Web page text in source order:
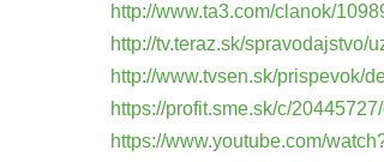
http://www.ta3.com/clanok/
http://tv.teraz.sk/spravodajstvo/
http://www.tvsen.sk/prispevok/
https://profit.sme.sk/c/
https://www.youtube.com/